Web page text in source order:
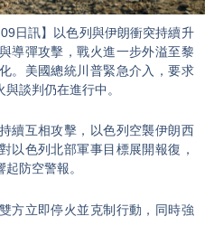
Video
日訊】以色列與伊朗衝突持續升
導彈攻擊，戰火進一步外溢至黎
。美國總統川普緊急介入，要求
談判仍在進行中。
續互相攻擊，以色列空襲伊朗西
以色列北部軍事目標展開報復，
防空警報。
雙方立即停火並克制行動，同時強